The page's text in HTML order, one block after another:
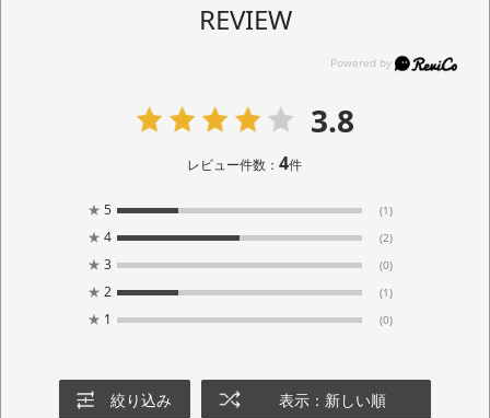
REVIEW
3.8
レビュー件数：4件
★ 5 (1)
★ 4 (2)
★ 3 (0)
★ 2 (1)
★ 1 (0)
絞り込み 表示：新しい順